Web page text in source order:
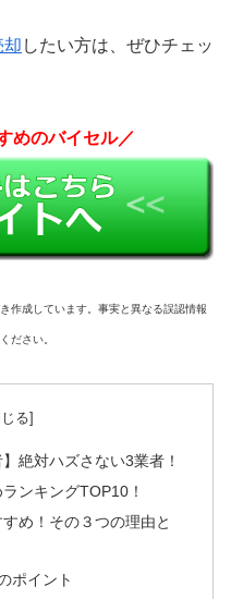
却 したい方は、 ぜひチェッ
めのバイセル／
き作成しています。事実と異なる誤認情報
ださい。
絶対ハズさない3業者！
ンキングTOP10！
め！その３つの理由と
ポイント